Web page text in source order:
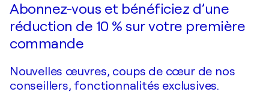
Abonnez-vous et bénéficiez d’une
réduction de 10 % sur votre première
commande
Nouvelles œuvres, coups de cœur de nos
conseillers, fonctionnalités exclusives.